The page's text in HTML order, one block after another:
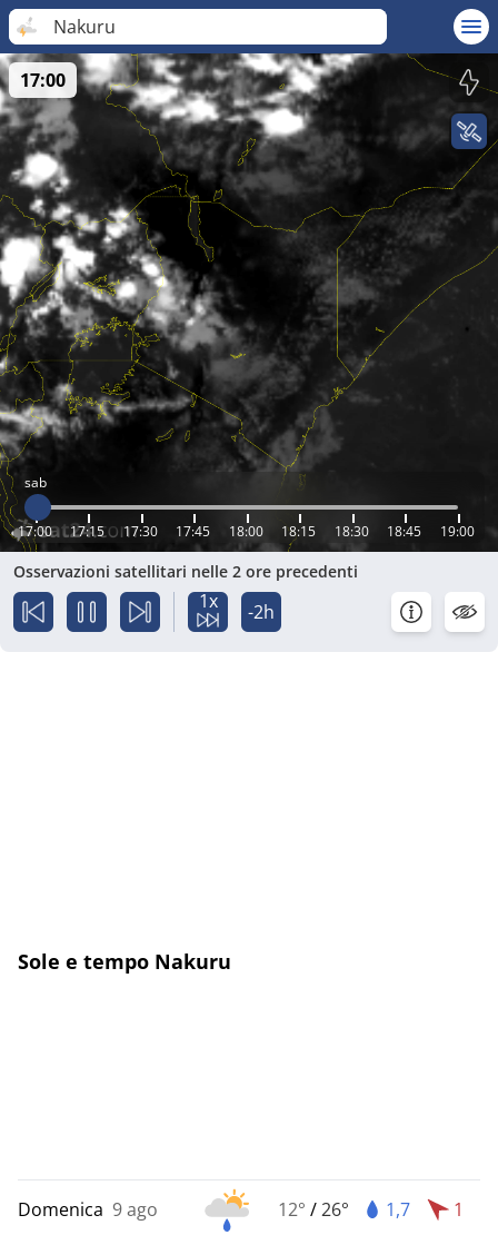
Nakuru
sab
17:00 17:15 17:30 17:45 18:00 18:15 18:30 18:45 19:00
17:00
Osservazioni satellitari nelle 2 ore precedenti
1x -2h
Sole e tempo Nakuru
Domenica 9 ago 12° /26° 1,7 1